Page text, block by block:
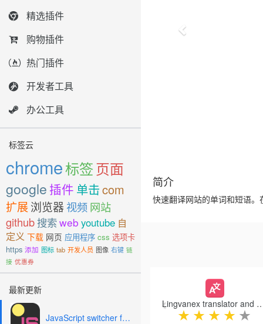
精选插件
购物插件
热门插件
开发者工具
办公工具
标签云
chrome标签页面
google 插件 单击com
扩展浏览器 视频网站
github搜索web youtube 自
定义 下载 网页 应用程序 css 选项卡
https 添加 图标 tab 开发人员 图像 右键 链
接 优惠券
最新更新
JavaScript switcher for SEO and development
简介
快速翻译网站的单词和短语
Lingvanex translator
★ ★ ★ ★ ★